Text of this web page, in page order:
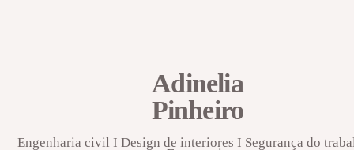
Adinelia
Pinheiro
Engenharia civil I Design de interiores I Segurança do